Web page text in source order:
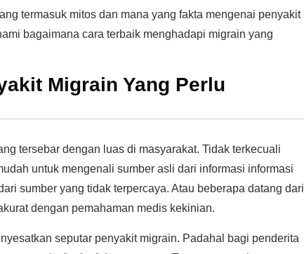
termasuk mitos dan mana yang fakta mengenai penyakit
bagaimana cara terbaik menghadapi migrain yang
Migrain Yang Perlu
tersebar dengan luas di masyarakat. Tidak terkecuali
untuk mengenali sumber asli dari informasi informasi
sumber yang tidak terpercaya. Atau beberapa datang dari
dengan pemahaman medis kekinian.
seputar penyakit migrain. Padahal bagi penderita